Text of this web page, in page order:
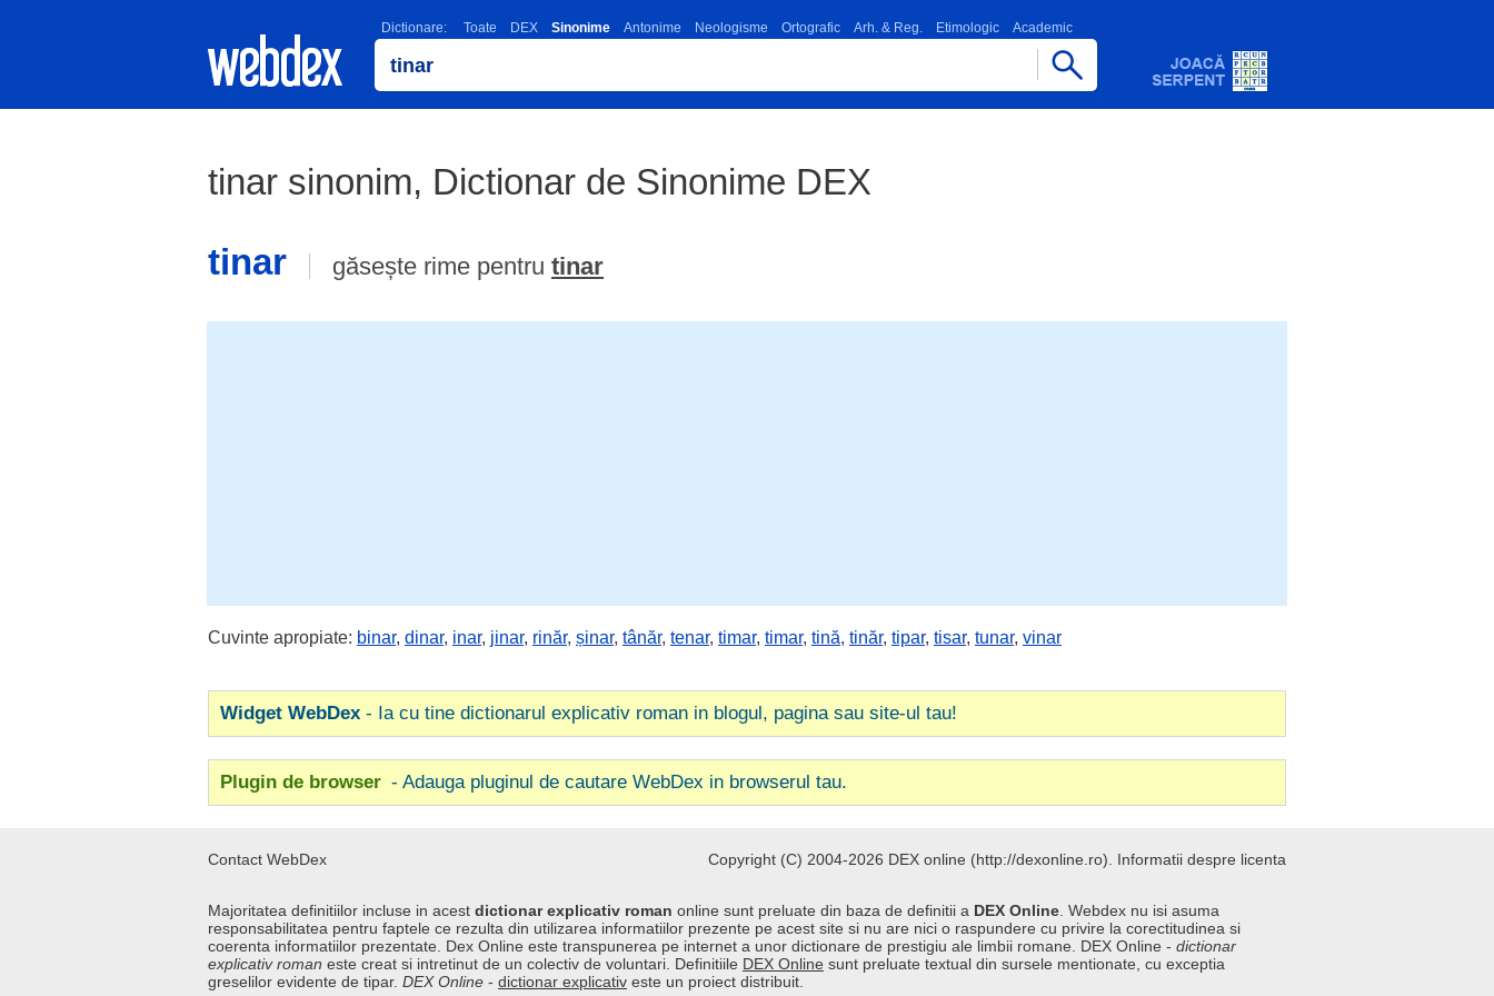
Dictionare: Toate DEX Sinonime Antonime Neologisme Ortografic Arh. & Reg. Etimologic Academic
tinar sinonim, Dictionar de Sinonime DEX
tinar
găsește rime pentru tinar
Cuvinte apropiate: binar, dinar, inar, jinar, rinăr, șinar, tânăr, tenar, timar, timar, tină, tinăr, tipar, tisar, tunar, vinar
Widget WebDex - Ia cu tine dictionarul explicativ roman in blogul, pagina sau site-ul tau!
Plugin de browser - Adauga pluginul de cautare WebDex in browserul tau.
Contact WebDex Copyright (C) 2004-2026 DEX online (http://dexonline.ro). Informatii despre licenta
Majoritatea definitiilor incluse in acest dictionar explicativ roman online sunt preluate din baza de definitii a DEX Online . Webdex nu isi asuma
responsabilitatea pentru faptele ce rezulta din utilizarea informatiilor prezente pe acest site si nu are nici o raspundere cu privire la corectitudinea si
coerenta informatiilor prezentate. Dex Online este transpunerea pe internet a unor dictionare de prestigiu ale limbii romane. DEX Online - dictionar
explicativ roman este creat si intretinut de un colectiv de voluntari. Definitiile DEX Online sunt preluate textual din sursele mentionate, cu exceptia
greselilor evidente de tipar. DEX Online - dictionar explicativ este un proiect distribuit.